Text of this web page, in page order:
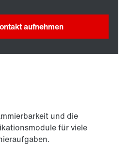
aufnehmen
und die
für viele